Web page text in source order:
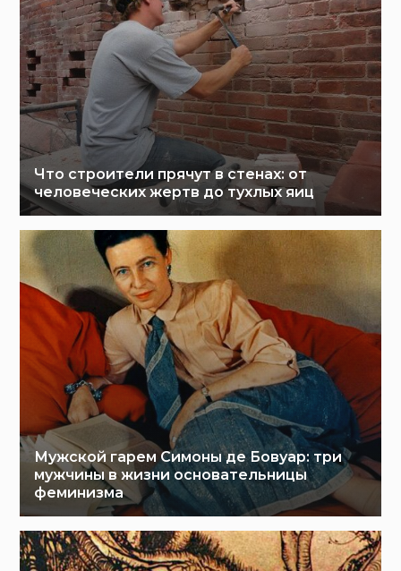
Что строители прячут в стенах: от
человеческих жертв до тухлых яиц
Мужской гарем Симоны де Бовуар: три
мужчины в жизни основательницы
феминизма